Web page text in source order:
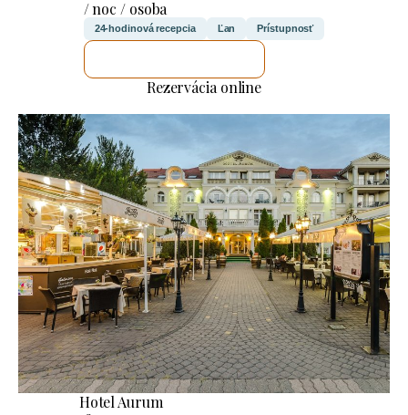
/ noc / osoba
24-hodinová recepcia Ľan Prístupnosť
Rezervácia online
Hotel Aurum